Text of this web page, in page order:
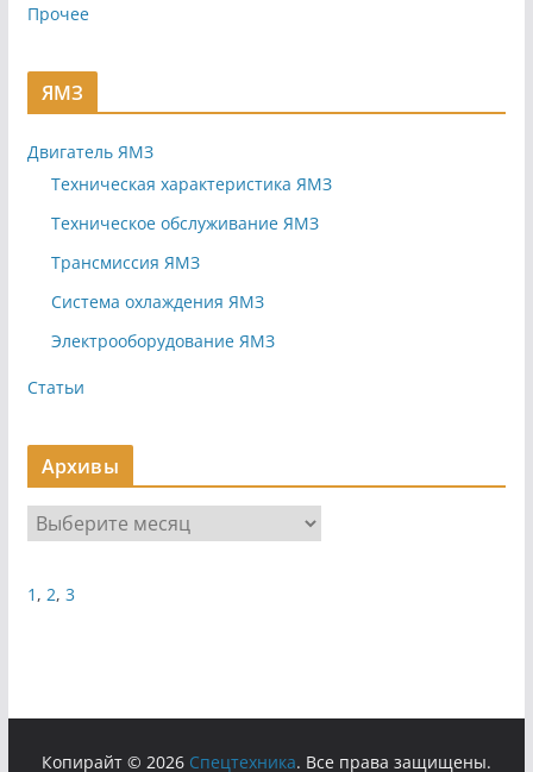
Прочее
ЯМЗ
Двигатель ЯМЗ
Техническая характеристика ЯМЗ
Техническое обслуживание ЯМЗ
Трансмиссия ЯМЗ
Система охлаждения ЯМЗ
Электрооборудование ЯМЗ
Статьи
Архивы
р
и
1 , 2, 3
Копирайт © 2026 Cпецтехника. Все права защищены.